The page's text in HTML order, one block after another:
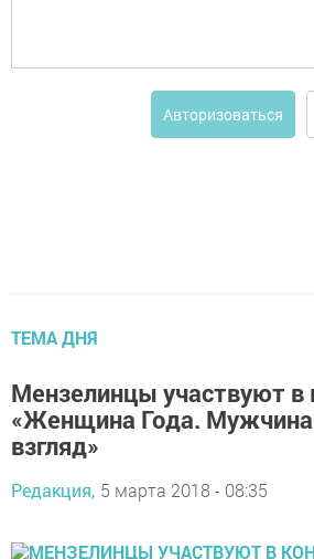
Авторизоваться
ТЕМА ДНЯ
Мензелинцы участвуют в
«Женщина Года. Мужчина
взгляд»
Редакция, 5 марта 2018 - 08:35